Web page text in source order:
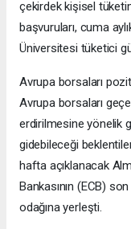
çekirdek kişisel
başvuruları, cuma
Üniversitesi tüketici
Avrupa borsaları
Avrupa borsaları
erdirilmesine yönelik
gidebileceği
hafta açıklanacak
Bankasının (ECB) son
odağına yerleşti.